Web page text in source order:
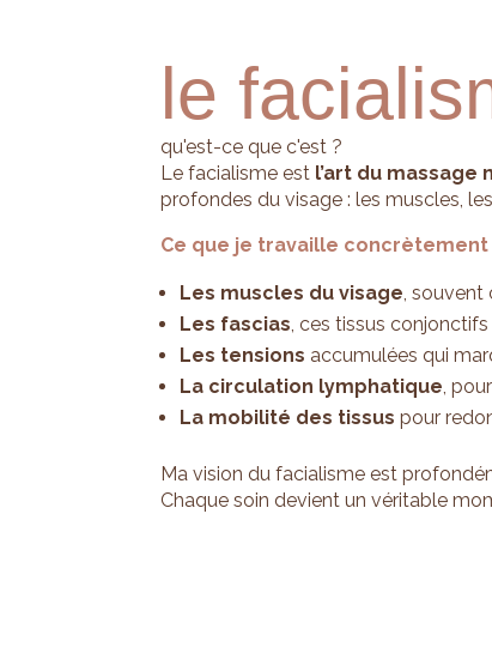
le
qu'est-ce que c'est ?
Le facialisme est l’art du massage
profondes du visage : les muscles,
Ce que je travaille concrètement
Les muscles du visage ,
Les fascias , ces tissus
Les tensions accumulées qui
La circulation lymphatique ,
La mobilité des tissus pour
Ma vision du facialisme est
Chaque soin devient un véritable